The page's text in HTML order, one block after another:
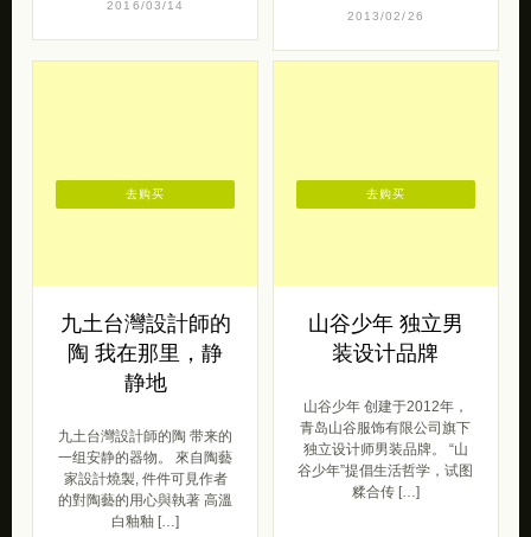
2016/03/14
2013/02/26
九土台灣設計師的
陶 我在那里，静
静地
九土台灣設計師的陶 带来的
一组安静的器物。 來自陶藝
家設計燒製, 件件可見作者
的對陶藝的用心與執著 高溫
白釉釉 […]
去购买
山谷少年 独立男
装设计品牌
山谷少年 创建于2012年，
青岛山谷服饰有限公司旗下
独立设计师男装品牌。 “山
谷少年”提倡生活哲学，试图
糅合传 […]
去购买